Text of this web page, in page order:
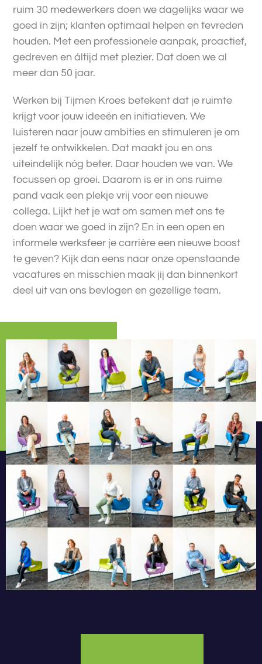
ruim 30 medewerkers doen we dagelijks waar we
goed in zijn; klanten optimaal helpen en tevreden
houden. Met een professionele aanpak, proactief,
gedreven en áltijd met plezier. Dat doen we al
meer dan 50 jaar.
Werken bij Tijmen Kroes betekent dat je ruimte
krijgt voor jouw ideeën en initiatieven. We
luisteren naar jouw ambities en stimuleren je om
jezelf te ontwikkelen. Dat maakt jou en ons
uiteindelijk nóg beter. Daar houden we van. We
focussen op groei. Daarom is er in ons ruime
pand vaak een plekje vrij voor een nieuwe
collega. Lijkt het je wat om samen met ons te
doen waar we goed in zijn? En in een open en
informele werksfeer je carrière een nieuwe boost
te geven? Kijk dan eens naar onze openstaande
vacatures en misschien maak jij dan binnenkort
deel uit van ons bevlogen en gezellige team.